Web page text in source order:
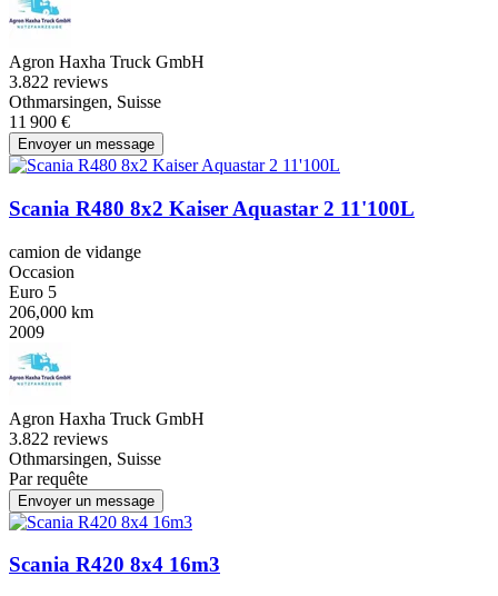
Agron Haxha Truck GmbH
3.822 reviews
Othmarsingen, Suisse
11 900 €
Envoyer un message
Scania R480 8x2 Kaiser Aquastar 2 11'100L
camion de vidange
Occasion
Euro 5
206,000 km
2009
Agron Haxha Truck GmbH
3.822 reviews
Othmarsingen, Suisse
Par requête
Envoyer un message
Scania R420 8x4 16m3